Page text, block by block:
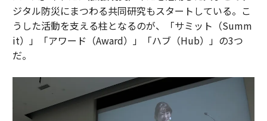
ジタル防災にまつわる共同研究もスタートしている。こ
うした活動を支える柱となるのが、「サミット（Summ
it）」「アワード（Award）」「ハブ（Hub）」の3つ
だ。